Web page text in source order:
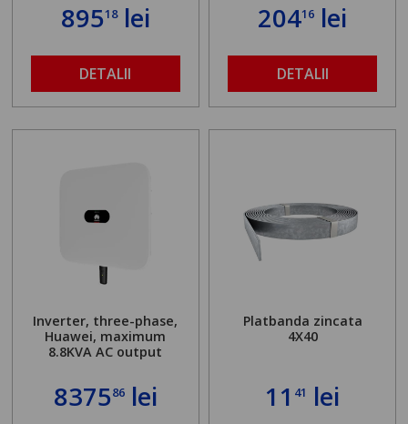
89518lei
DETALII
20416 lei
DETALII
Inverter, three-phase,
Huawei, maximum
8.8KVA AC output
837586lei
Platbanda zincata
4X40
11 41 lei